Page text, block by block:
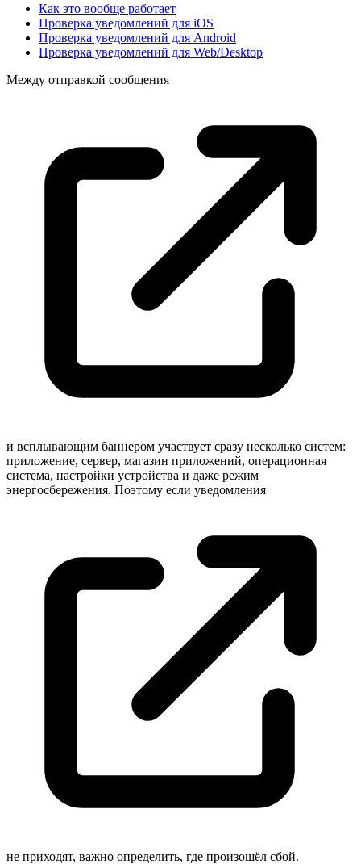
Как это вообще работает
Проверка уведомлений для iOS
Проверка уведомлений для Android
Проверка уведомлений для Web/Desktop
Между отправкой сообщения
и всплывающим баннером участвует сразу несколько систем:
приложение, сервер, магазин приложений, операционная
система, настройки устройства и даже режим
энергосбережения. Поэтому если уведомления
не приходят, важно определить, где произошёл сбой.